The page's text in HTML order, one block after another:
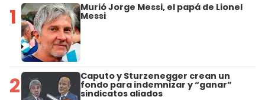
1 Murió Jorge Messi, el papá de Lionel
Messi
2 Caputo y Sturzenegger crean un
fondo para indemnizar y “ganar”
sindicatos aliados